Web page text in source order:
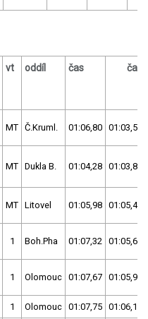
vt oddíl čas čas
MT Č.Kruml. 01:06,80 01:03,50
MT Dukla B. 01:04,28 01:03,85
MT Litovel 01:05,98 01:05,42
1 Boh.Pha 01:07,32 01:05,66
1 Olomouc 01:07,67 01:05,94
1 Olomouc 01:07,75 01:06,15